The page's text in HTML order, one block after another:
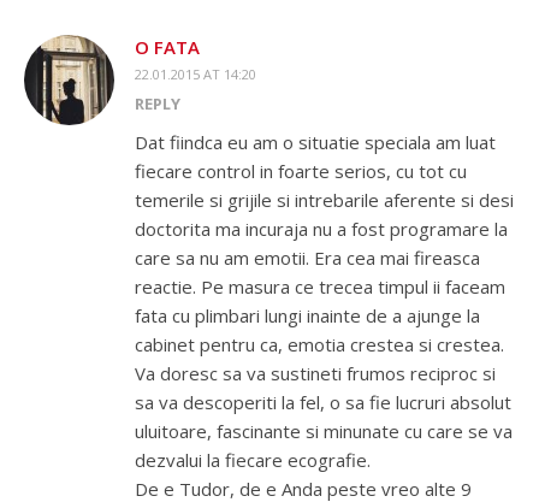
O FATA
22.01.2015 AT 14:20
REPLY
Dat fiindca eu am o situatie speciala am luat
fiecare control in foarte serios, cu tot cu
temerile si grijile si intrebarile aferente si desi
doctorita ma incuraja nu a fost programare la
care sa nu am emotii. Era cea mai fireasca
reactie. Pe masura ce trecea timpul ii faceam
fata cu plimbari lungi inainte de a ajunge la
cabinet pentru ca, emotia crestea si crestea.
Va doresc sa va sustineti frumos reciproc si
sa va descoperiti la fel, o sa fie lucruri absolut
uluitoare, fascinante si minunate cu care se va
dezvalui la fiecare ecografie.
De e Tudor, de e Anda peste vreo alte 9